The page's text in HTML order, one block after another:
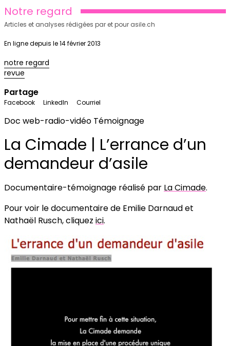
Notre regard
Articles et analyses rédigées par et pour asile.ch
En ligne depuis le 14 février 2013
notre regard
revue
Partage
Facebook LinkedIn Courriel
Doc web-radio-vidéo Témoignage
La Cimade | L’errance d’un
demandeur d’asile
Documentaire-témoignage réalisé par La Cimade.
Pour voir le documentaire de Emilie Darnaud et
Nathaël Rusch, cliquez ici.